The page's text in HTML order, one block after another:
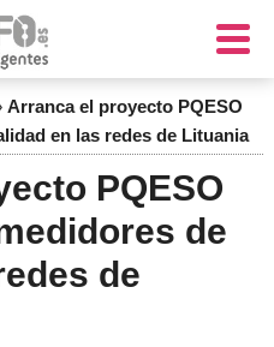
Arranca el proyecto PQESO
en las redes de Lituania
PQESO
de
de